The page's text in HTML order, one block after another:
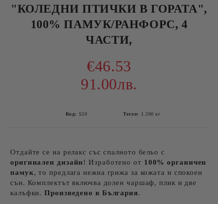
"КОЛЕДНИ ПТИЧКИ В ГОРАТА",
100% ПАМУК/РАНФОРС, 4
ЧАСТИ,
€46.53
91.00лв.
Код: S20 Тегло: 1.200 кг
Отдайте се на релакс със спалното бельо с
оригинален дизайн! Изработено от 100% органичен
памук, то предлага нежна грижа за кожата и спокоен
сън. Комплектът включва долен чаршаф, плик и две
калъфки.Произведено в България.